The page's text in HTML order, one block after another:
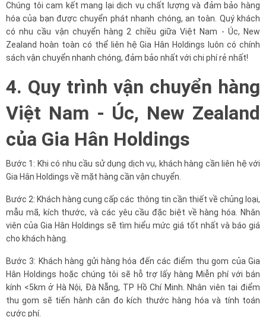
Chúng tôi cam kết mang lại dịch vụ chất lượng và đảm bảo hàng
hóa của bạn được chuyển phát nhanh chóng, an toàn. Quý khách
có nhu cầu vận chuyển hàng 2 chiều giữa Việt Nam - Úc, New
Zealand hoàn toàn có thể liên hệ Gia Hân Holdings luôn có chính
sách vận chuyển nhanh chóng, đảm bảo nhất với chi phí rẻ nhất!
4. Quy trình vận chuyển hàng
Việt Nam - Úc, New Zealand
của Gia Hân Holdings
Bước 1: Khi có nhu cầu sử dụng dịch vụ, khách hàng cần liên hệ với
Gia Hân Holdings về mặt hàng cần vận chuyển.
Bước 2: Khách hàng cung cấp các thông tin cần thiết về chủng loại,
mẫu mã, kích thước, và các yêu cầu đặc biệt về hàng hóa. Nhân
viên của Gia Hân Holdings sẽ tìm hiểu mức giá tốt nhất và báo giá
cho khách hàng.
Bước 3: Khách hàng gửi hàng hóa đến các điểm thu gom của Gia
Hân Holdings hoặc chúng tôi sẽ hỗ trợ lấy hàng Miễn phí với bán
kính <5km ở Hà Nội, Đà Nẵng, TP Hồ Chí Minh. Nhân viên tại điểm
thu gom sẽ tiến hành cân đo kích thước hàng hóa và tính toán
cước phí.